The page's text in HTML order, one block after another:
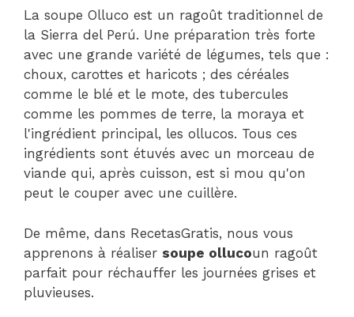
La soupe Olluco est un ragoût traditionnel de
la Sierra del Perú. Une préparation très forte
avec une grande variété de légumes, tels que :
choux, carottes et haricots ; des céréales
comme le blé et le mote, des tubercules
comme les pommes de terre, la moraya et
l'ingrédient principal, les ollucos. Tous ces
ingrédients sont étuvés avec un morceau de
viande qui, après cuisson, est si mou qu'on
peut le couper avec une cuillère.
De même, dans RecetasGratis, nous vous
apprenons à réaliser soupe ollucoun ragoût
parfait pour réchauffer les journées grises et
pluvieuses.